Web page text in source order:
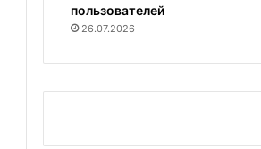
пользователей
26.07.2026